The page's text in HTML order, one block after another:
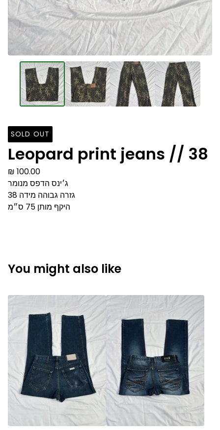
SOLD OUT
Leopard print jeans // 38
₪ 100.00
ג׳ינס הדפס מנומר
גזרה גבוהה מידה 38
היקף מותן 75 ס״מ
You might also like